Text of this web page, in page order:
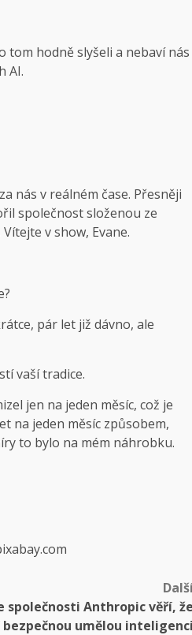
tom hodně slyšeli a nebaví nás
AI.
nás v reálném čase. Přesněji
společnost složenou ze
v show, Evane.
pár let již dávno, ale
vaší tradice.
jen na jeden měsíc, což je
na jeden měsíc způsobem,
to bylo na mém náhrobku.
společnosti Anthropic věří, že
umělou inteligenci